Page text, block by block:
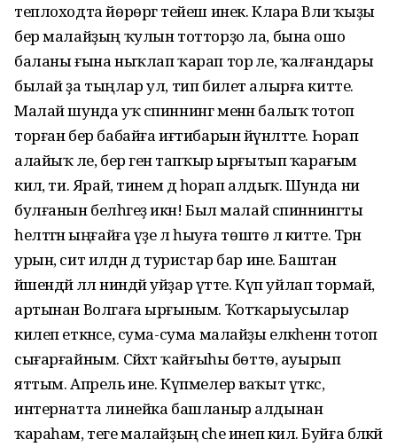
теплоходта йөрөргә тейеш инек. Клара Вәли ҡыҙы
бер малайҙың ҡулын тотторҙо ла, бына ошо
баланы ғына ныҡлап ҡарап тор әле, ҡал­ғандары
былай ҙа тыңлар ул, тип билет алырға китте.
Малай шунда уҡ спиннинг менән балыҡ тотоп
торған бер бабайға иғтибарын йүнәлтте. Һорап
алайыҡ әле, бер генә тапҡыр ырғытып ҡарағым
килә, ти. Ярай, тинем дә һорап алдыҡ. Шунда ни
булғанын бел­һәгеҙ икән! Был малай спиннингты
һелтәгән ыңғай­ға үҙе лә һыуға төштө лә китте. Тәрән
урын, сит илдән дә турис­тар бар ине. Баштан
йәшендәй әллә ниндәй уйҙар үтте. Күп уйлап тормай,
артынан Волгаға ырғыным. Ҡотҡарыусылар
килеп еткәнсе, сума-сума малайҙы елкәһенән тотоп
сығарғайным. Сәйәхәт ҡайғыһы бөттө, ауырып
яттым. Апрель ине. Күпмелер ваҡыт үткәс,
интернатта линейка башланыр алдынан
ҡараһам, теге малайҙың әсәһе инеп килә. Буйға бәләкәй